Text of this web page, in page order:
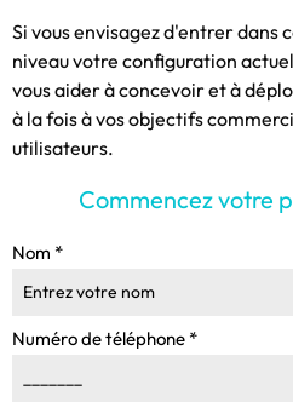
Si vous envisagez d'entrer dans
niveau votre configuration
vous aider à concevoir et à
à la fois à vos objectifs
utilisateurs.
Commencez votre
Nom *
Numéro de téléphone *